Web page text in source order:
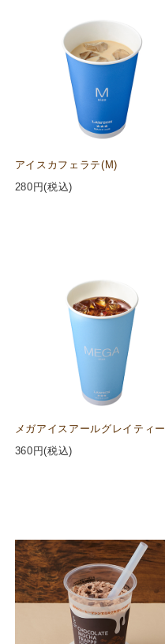
アイスカフェラテ(M)
280 円(税込)
メガアイスアールグレイティー
360 円(税込)